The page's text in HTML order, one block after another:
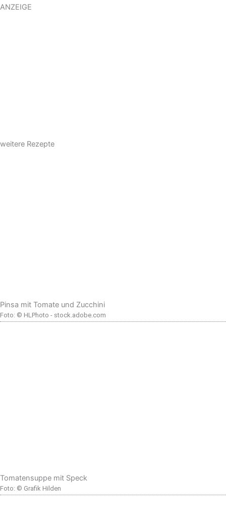
ANZEIGE
weitere Rezepte
Pinsa mit Tomate und Zucchini
Foto: © HLPhoto - stock.adobe.com
Tomatensuppe mit Speck
Foto: © Grafik Hilden